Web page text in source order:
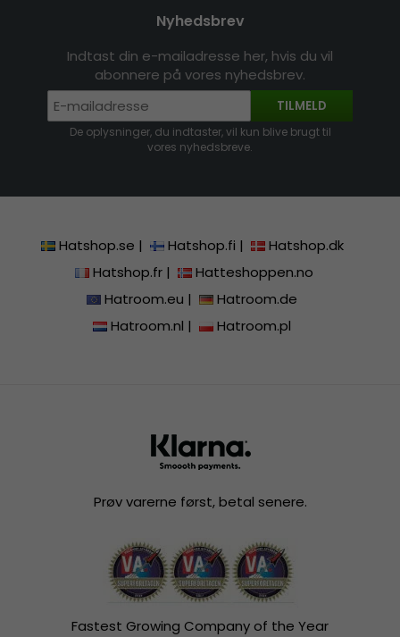
Nyhedsbrev
Indtast din e-mailadresse her, hvis du vil
abonnere på vores nyhedsbrev.
TILMELD
De oplysninger, du indtaster, vil kun blive brugt til
vores nyhedsbreve.
Hatshop.se | Hatshop.fi |
Hatshop.dk
Hatshop.fr|
Hatteshoppen.no
Hatroom.eu |
Hatroom.de
Hatroom.nl | Hatroom.pl
Prøv varerne først, betal senere.
Fastest Growing Company of the Year